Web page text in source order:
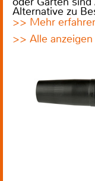
Alternative zu
>> Mehr
>> Alle anzeigen